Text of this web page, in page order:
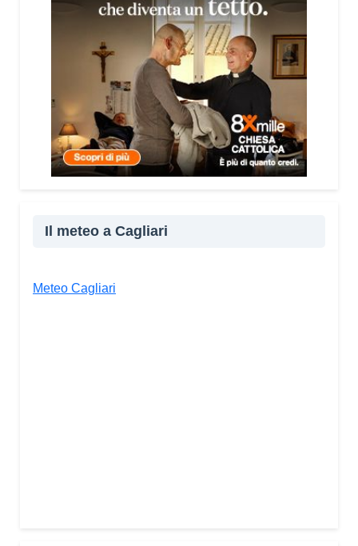
Il meteo a Cagliari
Meteo Cagliari